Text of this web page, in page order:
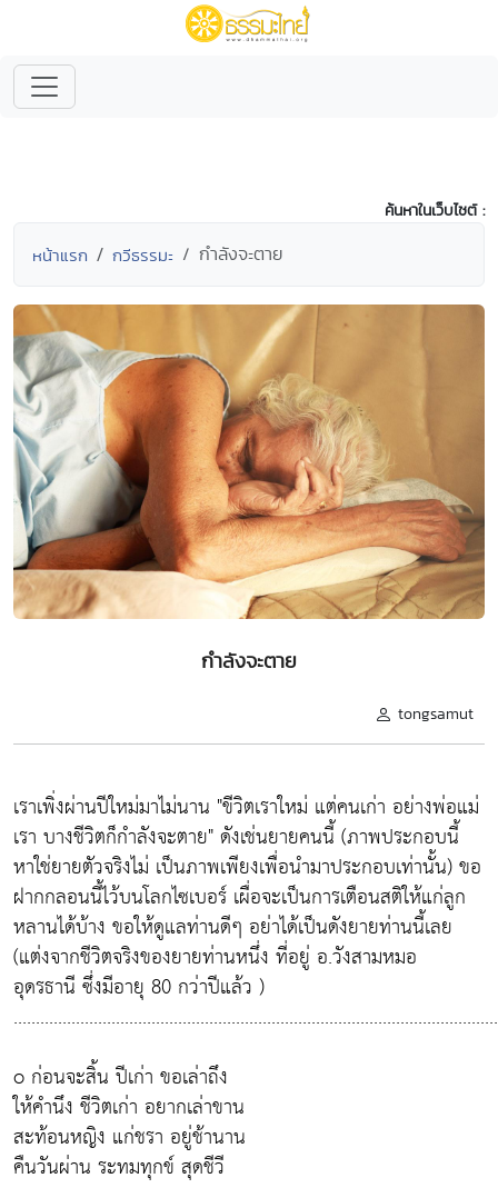
ค้นหาในเว็บไซต์ :
หน้าแรก กวีธรรมะ กำลังจะตาย
กำลังจะตาย
tongsamut
เราเพิ่งผ่านปีใหม่มาไม่นาน "ขีวิตเราใหม่ แต่คนเก่า อย่างพ่อแม่
เรา บางชีวิตก็กำลังจะตาย" ดังเช่นยายคนนี้ (ภาพประกอบนี้
หาใช่ยายตัวจริงไม่ เป็นภาพเพียงเพื่อนำมาประกอบเท่านั้น) ขอ
ฝากกลอนนี้ไว้บนโลกไซเบอร์ เผื่อจะเป็นการเตือนสติให้แก่ลูก
หลานได้บ้าง ขอให้ดูแลท่านดีๆ อย่าได้เป็นดังยายท่านนี้เลย
(แต่งจากชีวิตจริงของยายท่านหนึ่ง ที่อยู่ อ.วังสามหมอ
อุดรธานี ซึ่งมีอายุ 80 กว่าปีแล้ว )
o ก่อนจะสิ้น ปีเก่า ขอเล่าถึง
ให้คำนึง ชีวิตเก่า อยากเล่าขาน
สะท้อนหญิง แก่ชรา อยู่ช้านาน
คืนวันผ่าน ระทมทุกข์ สุดชีวี